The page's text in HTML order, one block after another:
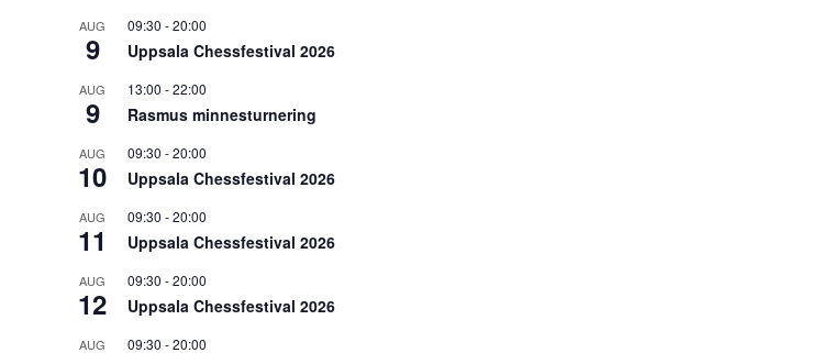
AUG
9
09:30 -20:00
Uppsala Chessfestival 2026
AUG
9
13:00 -22:00
Rasmus minnesturnering
AUG
10
09:30 -20:00
Uppsala Chessfestival 2026
AUG
11
09:30 -20:00
Uppsala Chessfestival 2026
AUG
12
09:30 -20:00
Uppsala Chessfestival 2026
AUG 09:30 -20:00